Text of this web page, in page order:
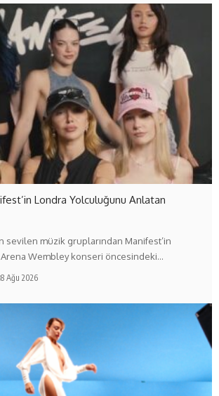
Londra Yolculuğunu Anlatan
sevilen müzik gruplarından Manifest’in
Arena Wembley konseri öncesindeki…
8 Ağu 2026